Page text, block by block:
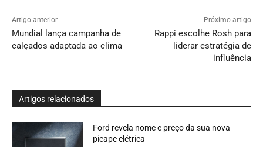
Artigo anterior
Mundial lança campanha de
calçados adaptada ao clima
Próximo artigo
Rappi escolhe Rosh para
liderar estratégia de
influência
Artigos relacionados
Ford revela nome e preço da sua nova
picape elétrica